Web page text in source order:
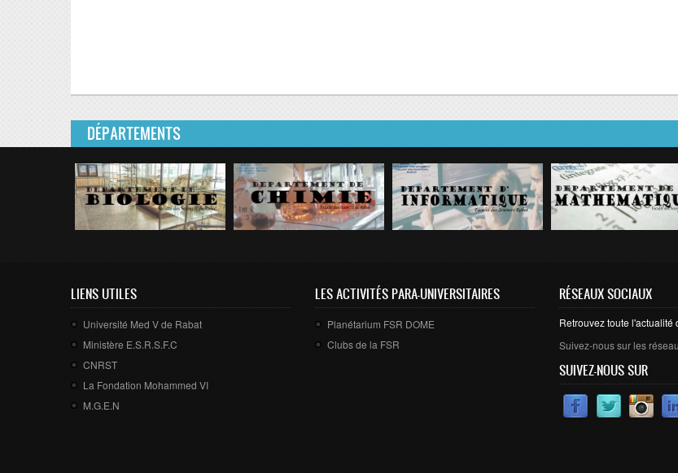
DÉPARTEMENTS
LIENS UTILES
Université Med V de Rabat
Ministère E.S.R.S.F.C
CNRST
La Fondation Mohammed VI
M.G.E.N
LES ACTIVITÉS PARA-UNIVERSITAIRES
Planétarium FSR DOME
Clubs de la FSR
RÉSEAUX SOCIAUX
Retrouvez toute l'actualité
Suivez-nous sur les
SUIVEZ-NOUS SUR